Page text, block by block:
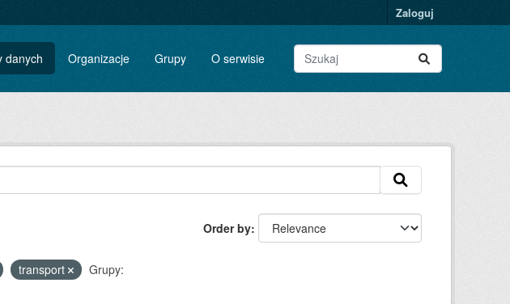
Zaloguj
danych Organizacje Grupy O serwisie
Order by
transport
Grupy: